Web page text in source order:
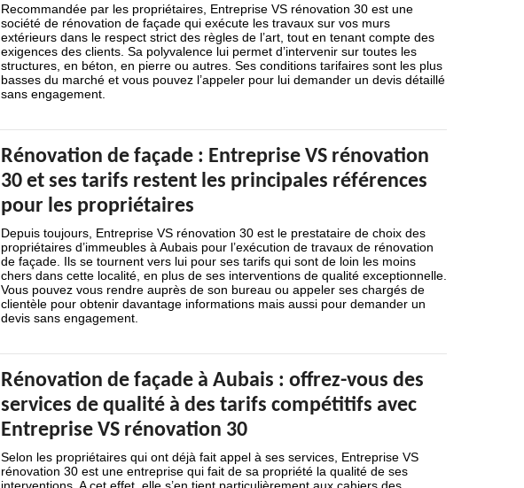
Recommandée par les propriétaires, Entreprise VS rénovation 30 est une
société de rénovation de façade qui exécute les travaux sur vos murs
extérieurs dans le respect strict des règles de l’art, tout en tenant compte des
exigences des clients. Sa polyvalence lui permet d’intervenir sur toutes les
structures, en béton, en pierre ou autres. Ses conditions tarifaires sont les plus
basses du marché et vous pouvez l’appeler pour lui demander un devis détaillé
sans engagement.
Rénovation de façade : Entreprise VS rénovation
30 et ses tarifs restent les principales références
pour les propriétaires
Depuis toujours, Entreprise VS rénovation 30 est le prestataire de choix des
propriétaires d’immeubles à Aubais pour l’exécution de travaux de rénovation
de façade. Ils se tournent vers lui pour ses tarifs qui sont de loin les moins
chers dans cette localité, en plus de ses interventions de qualité exceptionnelle.
Vous pouvez vous rendre auprès de son bureau ou appeler ses chargés de
clientèle pour obtenir davantage informations mais aussi pour demander un
devis sans engagement.
Rénovation de façade à Aubais : offrez-vous des
services de qualité à des tarifs compétitifs avec
Entreprise VS rénovation 30
Selon les propriétaires qui ont déjà fait appel à ses services, Entreprise VS
rénovation 30 est une entreprise qui fait de sa propriété la qualité de ses
interventions. A cet effet, elle s’en tient particulièrement aux cahiers des